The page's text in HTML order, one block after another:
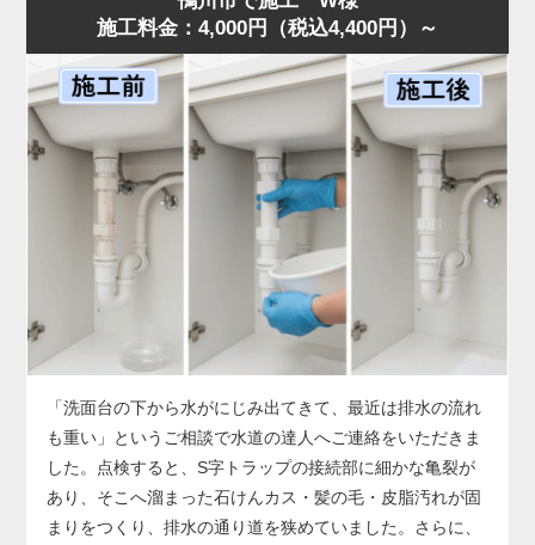
店舗では油の使用量が多いため、排水桝が短期間で満杯に
なることがあります。状況に合わせ、汚泥吸引と高圧洗浄
を連続作業で行い、油脂層を完全除去。作業後は排水も正
常化し、「明朗会計で助かった」とのお声をいただきまし
た。桝のあふれは営業停止につながる深刻なサイン。兆候
があれば早めに水道の達人へご相談ください。
施工料金：4,000円（税込4,400円）～
「洗面台の下から水がにじみ出てきて、最近は排水の流れ
も重い」というご相談で水道の達人へご連絡をいただきま
した。点検すると、S字トラップの接続部に細かな亀裂が
あり、そこへ溜まった石けんカス・髪の毛・皮脂汚れが固
まりをつくり、排水の通り道を狭めていました。さらに、